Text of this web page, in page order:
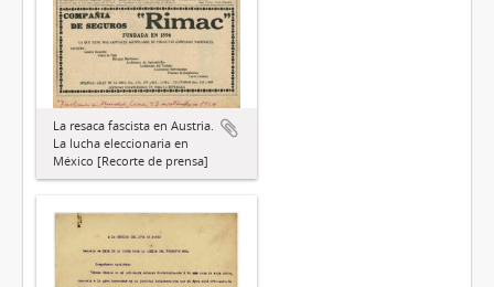
La resaca fascista en Austria.
La lucha eleccionaria en
México [Recorte de prensa]